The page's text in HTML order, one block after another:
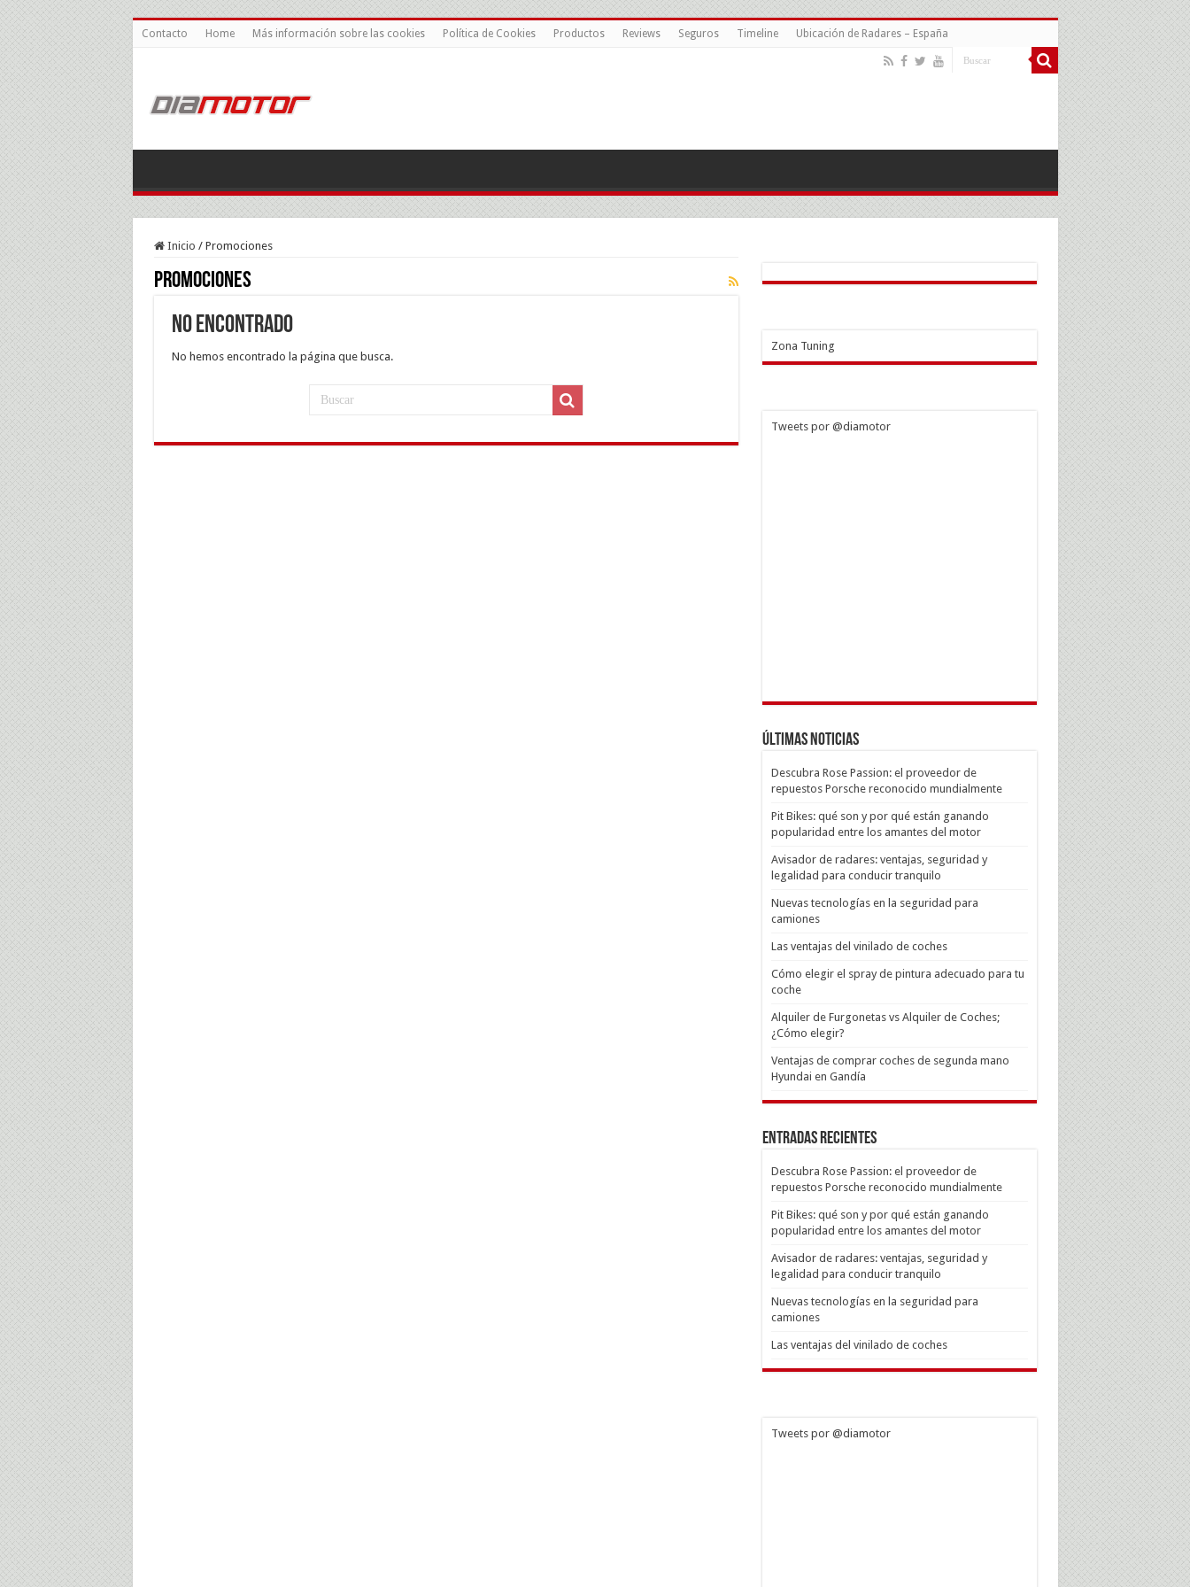
Contacto Home Más información sobre las cookies Política de Cookies Productos Reviews Seguros Timeline Ubicación de Radares – España
Inicio / Promociones
Promociones
No encontrado
No hemos encontrado la página que busca.
Zona Tuning
Tweets por @diamotor
Últimas Noticias
Descubra Rose Passion: el proveedor de
repuestos Porsche reconocido mundialmente
Pit Bikes: qué son y por qué están ganando
popularidad entre los amantes del motor
Avisador de radares: ventajas, seguridad y
legalidad para conducir tranquilo
Nuevas tecnologías en la seguridad para
camiones
Las ventajas del vinilado de coches
Cómo elegir el spray de pintura adecuado para tu
coche
Alquiler de Furgonetas vs Alquiler de Coches;
¿Cómo elegir?
Ventajas de comprar coches de segunda mano
Hyundai en Gandía
Entradas recientes
Descubra Rose Passion: el proveedor de
repuestos Porsche reconocido mundialmente
Pit Bikes: qué son y por qué están ganando
popularidad entre los amantes del motor
Avisador de radares: ventajas, seguridad y
legalidad para conducir tranquilo
Nuevas tecnologías en la seguridad para
camiones
Las ventajas del vinilado de coches
Tweets por @diamotor